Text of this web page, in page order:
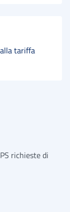
tariffa
richieste di